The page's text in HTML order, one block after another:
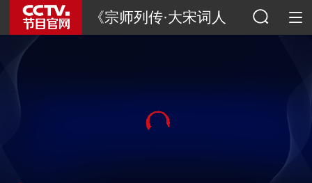
《宗师列传·大宋词人